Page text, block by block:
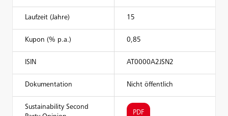
Laufzeit (Jahre) 15
Kupon (% p.a.) 0,85
ISIN AT0000A2JSN2
Dokumentation Nicht öffentlich
Sustainability Second
PDF